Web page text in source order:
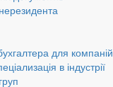
для компаній
в індустрії